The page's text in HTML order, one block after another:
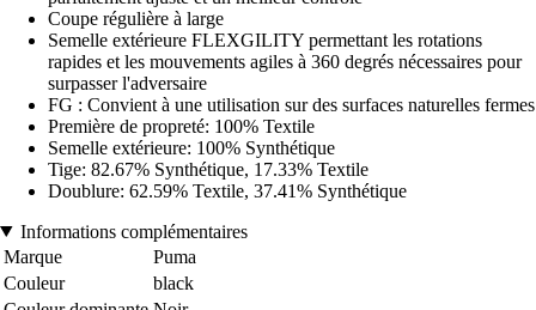
Coupe régulière à large
Semelle extérieure FLEXGILITY permettant les rotations
rapides et les mouvements agiles à 360 degrés nécessaires pour
surpasser l'adversaire
FG : Convient à une utilisation sur des surfaces naturelles fermes
Première de propreté: 100% Textile
Semelle extérieure: 100% Synthétique
Tige: 82.67% Synthétique, 17.33% Textile
Doublure: 62.59% Textile, 37.41% Synthétique
Informations complémentaires
Marque
Puma
Couleur
black